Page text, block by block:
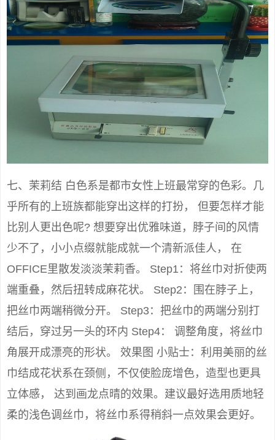
七、茉莉结 白色系是都市女性上班最常穿的色彩。几
乎所有的上班族都能穿出这样的打扮， 但要怎样才能
比别人更出色呢? 想要穿出优雅味道，脖子间的风情
少不了，小小点缀就能成就一个清新派佳人， 在
OFFICE里散发淡淡茉莉香。 Step1：将丝巾对折使两
端重叠，然后扭转成麻花状。 Step2：围在脖子上，
把丝巾两端稍微分开。 Step3：把丝巾的两端分别打
结后，穿过另一头的环内 Step4： 调整角度，将丝巾
角展开成漂亮的形状。 效果图 小贴士：利用美丽的丝
巾结成花状系在颈侧，不仅使脸庞增色，造型也更具
立体感， 达到画龙点晴的效果。建议最好选用质地轻
柔的浅色调丝巾，将丝巾系得稍斜一点效果会更好。